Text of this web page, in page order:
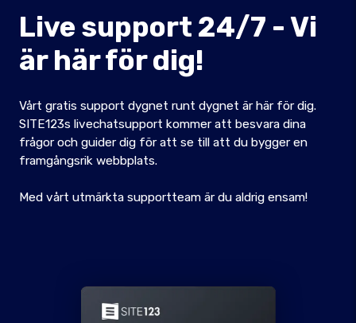
Live support 24/7 - Vi
är här för dig!
Vårt gratis support dygnet runt dygnet är här för dig.
SITE123s livechatsupport kommer att besvara dina
frågor och guider dig för att se till att du bygger en
framgångsrik webbplats.
Med vårt utmärkta supportteam är du aldrig ensam!